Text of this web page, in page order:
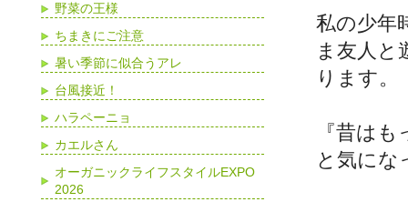
私の少年
ま友人と
ります。
『昔は
と気にな
野菜の王様
ちまきにご注意
暑い季節に似合うアレ
台風接近！
ハラペーニョ
カエルさん
オーガニックライフスタイルEXPO
2026